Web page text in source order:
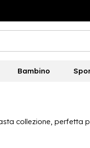
Bambino
collezione,
scarpe in pelle
di marchi tra cui